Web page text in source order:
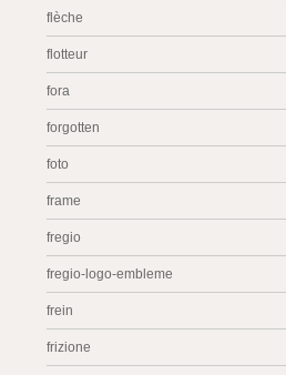
flèche
flotteur
fora
forgotten
foto
frame
fregio
fregio-logo-embleme
frein
frizione